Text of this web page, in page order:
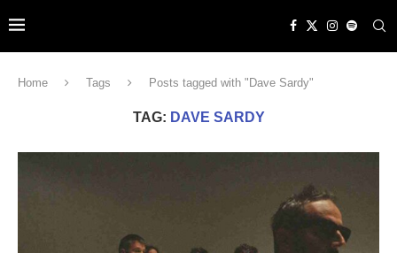
Home Tags Posts tagged with "Dave Sardy"
TAG: DAVE SARDY